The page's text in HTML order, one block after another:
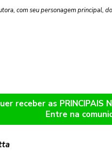
com seu personagem principal,
receber as PRINCIPAIS
Entre na